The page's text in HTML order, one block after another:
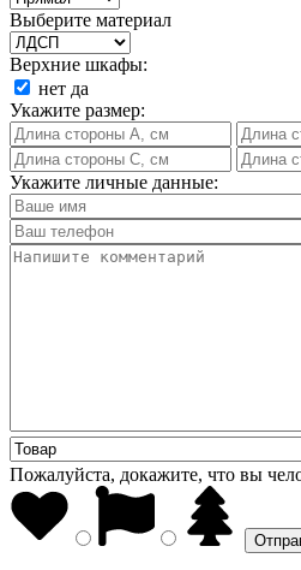
Выберите материал
Верхние шкафы:
нет да
Укажите размер:
Укажите личные данные:
Пожалуйста, докажите, что вы